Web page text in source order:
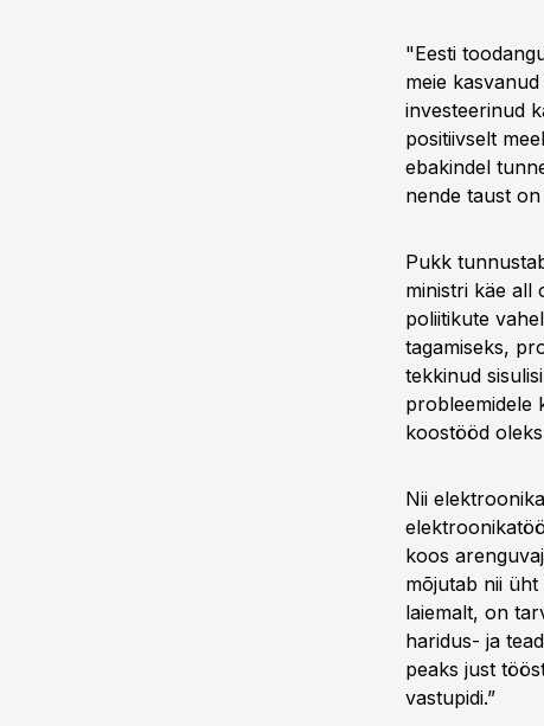
"Eesti
meie
investeerinud
positiivselt
ebakindel
nende taust
Pukk
ministri käe all
poliitikute
tagamiseks,
tekkinud
probleemidele
koostööd
Nii
koos
mõjutab nii
laiemalt, on
haridus- ja
peaks just
vastupidi.”